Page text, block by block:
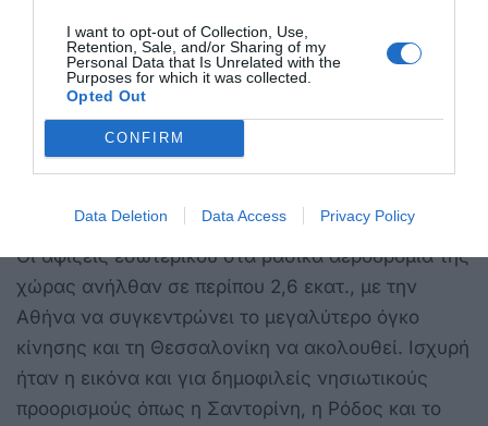
I want to opt-out of Collection, Use,
Retention, Sale, and/or Sharing of my
Personal Data that Is Unrelated with the
Purposes for which it was collected.
Opted Out
CONFIRM
Data Deletion Data Access Privacy Policy
Το εσωτερικό
Την ίδια στιγμή, με βάση τα στοιχεία του ΙΝΣΕΤΕ, η
κίνηση εσωτερικού διατήρησε θετικό πρόσημο στο
πρώτο τετράμηνο του 2026, επιβεβαιώνοντας τη
σταθερή ζήτηση για εγχώρια ταξίδια.
Οι αφίξεις εσωτερικού στα βασικά αεροδρόμια της
χώρας ανήλθαν σε περίπου 2,6 εκατ., με την
Αθήνα να συγκεντρώνει το μεγαλύτερο όγκο
κίνησης και τη Θεσσαλονίκη να ακολουθεί. Ισχυρή
ήταν η εικόνα και για δημοφιλείς νησιωτικούς
προορισμούς όπως η Σαντορίνη, η Ρόδος και το